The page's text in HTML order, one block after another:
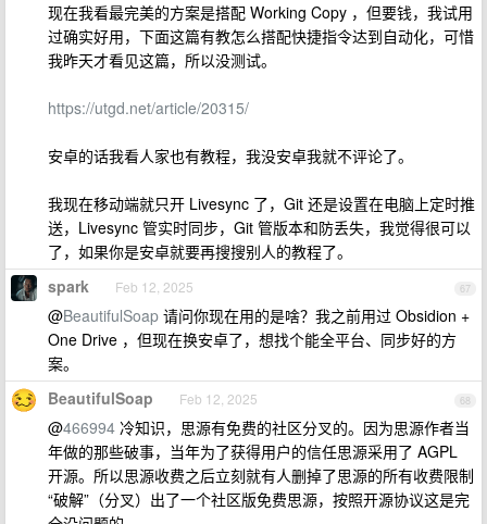
现在我看最完美的方案是搭配 Working Copy ，但要钱，我试用
过确实好用，下面这篇有教怎么搭配快捷指令达到自动化，可惜
我昨天才看见这篇，所以没测试。
https://utgd.net/article/20315/
安卓的话我看人家也有教程，我没安卓我就不评论了。
我现在移动端就只开 Livesync 了，Git 还是设置在电脑上定时推
送，Livesync 管实时同步，Git 管版本和防丢失，我觉得很可以
了，如果你是安卓就要再搜搜别人的教程了。
67
spark Feb 12, 2025
@BeautifulSoap 请问你现在用的是啥？我之前用过 Obsidion +
One Drive ，但现在换安卓了，想找个能全平台、同步好的方
案。
68
BeautifulSoap Feb 12, 2025
@466994 冷知识，思源有免费的社区分叉的。因为思源作者当
年做的那些破事，当年为了获得用户的信任思源采用了 AGPL
开源。所以思源收费之后立刻就有人删掉了思源的所有收费限制
“破解”（分叉）出了一个社区版免费思源，按照开源协议这是完